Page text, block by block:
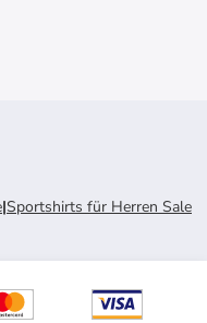
|Sportshirts für Herren Sale